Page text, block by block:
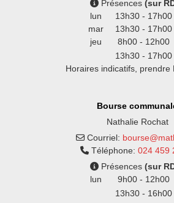
Présences (sur
lun
13h30 - 17h00
mar
13h30 - 17h00
jeu
8h00 - 12h00
13h30 - 17h00
Horaires indicatifs, prendre
Bourse
Nathalie Rochat
Courriel:
Téléphone:024 459
Présences (sur
lun
9h00 - 12h00
13h30 - 16h00